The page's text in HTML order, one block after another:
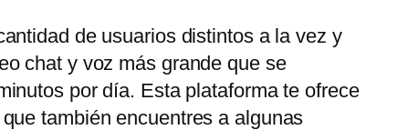
de usuarios distintos a la vez y
chat y voz más grande que se
por día. Esta plataforma te ofrece
también encuentres a algunas